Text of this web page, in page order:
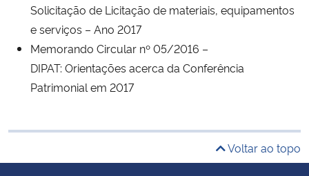
Solicitação de Licitação de materiais, equipamentos
e serviços – Ano 2017
Memorando Circular nº 05/2016 –
DIPAT: Orientações acerca da Conferência
Patrimonial em 2017
Voltar ao topo